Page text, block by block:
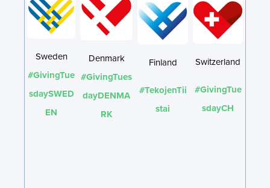
Sweden
#GivingTue
sdaySWED
EN
Denmark
#GivingTues
dayDENMA
RK
Finland
#TekojenTii
stai
Switzerland
#GivingTue
sdayCH